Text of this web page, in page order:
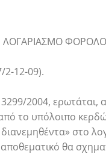
2-12-09).
2004, ερωτάται,
το υπόλοιπο
στο
θα